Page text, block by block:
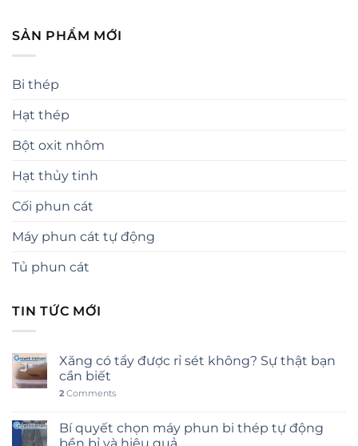
SẢN PHẨM MỚI
Bi thép
Hạt thép
Bột oxit nhôm
Hạt thủy tinh
Cối phun cát
Máy phun cát tự động
Tủ phun cát
TIN TỨC MỚI
Xăng có tẩy được rỉ sét không? Sự thật bạn
cần biết
2 Comments
Bí quyết chọn máy phun bi thép tự động
bền bỉ và hiệu quả